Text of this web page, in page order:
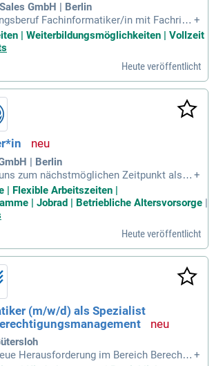
GmbH | Berlin
Fachinformatiker/in mit Fachrich
erwirbst du fundierte und vi
in Informatik mit Schwerpunkt auf D
+
| Weiterbildungsmöglichkeiten | Vollzeit
Heute veröffentlicht
| Berlin
zum nächstmöglichen Zeitpunkt als; G
Fachgebiet Geo- und Netzinformation
Treptow. Wir sind Stromnetz Berlin.
+
| Flexible Arbeitszeiten |
| Jobrad | Betriebliche Altersvorsorge |
Heute veröffentlicht
(m/w/d) als Spezialist
Herausforderung im Bereich Berechtig +